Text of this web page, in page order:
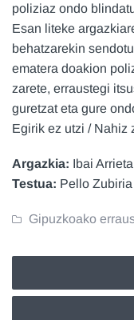
poliziaz ondo
Esan liteke
behatzarekin
ematera doakion
zarete, erraustegi
guretzat eta gure
Egirik ez utzi / Nahiz
Argazkia: Ibai Arrieta
Testua: Pello
Gipuzkoako